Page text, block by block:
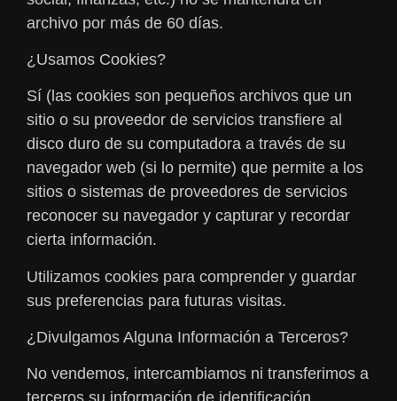
archivo por más de 60 días.
¿Usamos Cookies?
Sí (las cookies son pequeños archivos que un
sitio o su proveedor de servicios transfiere al
disco duro de su computadora a través de su
navegador web (si lo permite) que permite a los
sitios o sistemas de proveedores de servicios
reconocer su navegador y capturar y recordar
cierta información.
Utilizamos cookies para comprender y guardar
sus preferencias para futuras visitas.
¿Divulgamos Alguna Información a Terceros?
No vendemos, intercambiamos ni transferimos a